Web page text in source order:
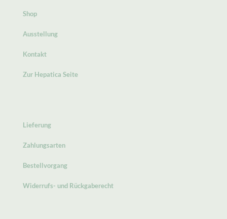
Shop
Ausstellung
Kontakt
Zur Hepatica Seite
Lieferung
Zahlungsarten
Bestellvorgang
Widerrufs- und Rückgaberecht